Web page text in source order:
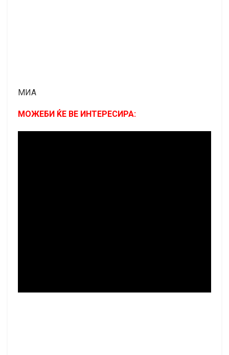
МИА
МОЖЕБИ ЌЕ ВЕ ИНТЕРЕСИРА: